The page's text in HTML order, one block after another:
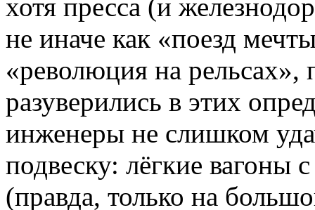
хотя пресса (и
не иначе как «поезд
«революция на
разуверились в этих
инженеры не слишком
подвеску: лёгкие вагоны
(правда, только на